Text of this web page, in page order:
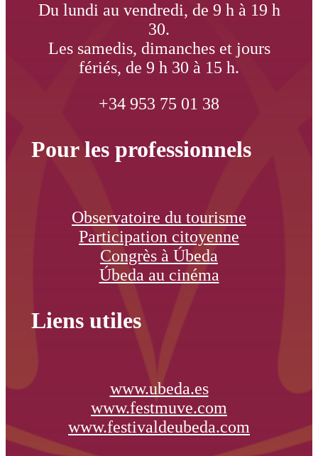
Du lundi au vendredi, de 9 h à 19 h
30.
Les samedis, dimanches et jours
fériés, de 9 h 30 à 15 h.
+34 953 75 01 38
Pour les professionnels
Observatoire du tourisme
Participation citoyenne
Congrès à Úbeda
Úbeda au cinéma
Liens utiles
www.ubeda.es
www.festmuve.com
www.festivaldeubeda.com